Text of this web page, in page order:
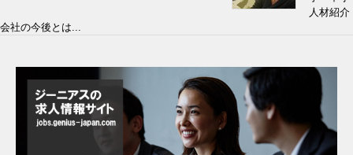
人材紹介
会社の今後とは...